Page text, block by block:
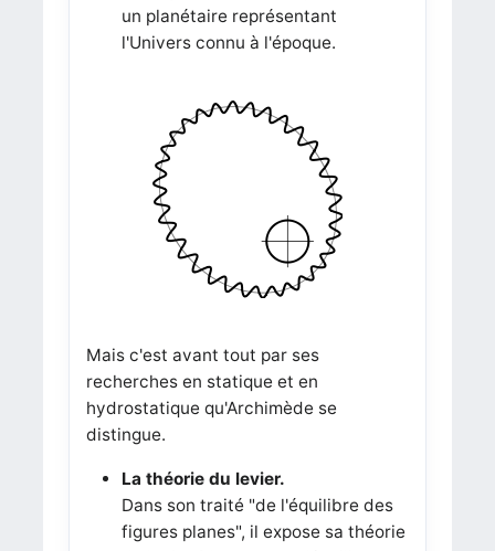
un planétaire représentant
l'Univers connu à l'époque.
Mais c'est avant tout par ses
recherches en statique et en
hydrostatique qu'Archimède se
distingue.
La théorie du levier.
Dans son traité "de l'équilibre des
figures planes", il expose sa théorie